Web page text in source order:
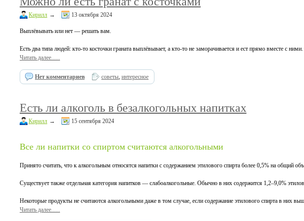
Кирилл → 13 октября 2024
Выплёвывать или нет — решать вам.
Есть два типа людей: кто-то косточки граната выплёвывает, а кто-то не заморачивается и ест прямо вместе с
Читать далее......
Нет комментариев советы, интересное
Есть ли алкоголь в безалкогольных напитках
Кирилл → 15 сентября 2024
Все ли напитки со спиртом считаются алкогольными
Принято считать, что к алкогольным относятся напитки с содержанием этилового спирта более 0,5% на общий
Существует также отдельная категория напитков — слабоалкогольные. Обычно в них содержится 1,2–9,0%
Некоторые продукты не считаются алкогольными даже в том случае, если содержание этилового спирта в них
Читать далее......